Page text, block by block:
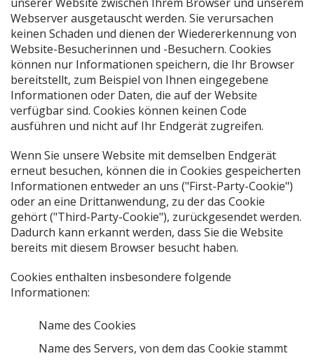
Webserver ausgetauscht werden. Sie verursachen
keinen Schaden und dienen der Wiedererkennung von
Website-Besucherinnen und -Besuchern. Cookies
können nur Informationen speichern, die Ihr Browser
bereitstellt, zum Beispiel von Ihnen eingegebene
Informationen oder Daten, die auf der Website
verfügbar sind. Cookies können keinen Code
ausführen und nicht auf Ihr Endgerät zugreifen.
Wenn Sie unsere Website mit demselben Endgerät
erneut besuchen, können die in Cookies gespeicherten
Informationen entweder an uns ("First-Party-Cookie")
oder an eine Drittanwendung, zu der das Cookie
gehört ("Third-Party-Cookie"), zurückgesendet werden.
Dadurch kann erkannt werden, dass Sie die Website
bereits mit diesem Browser besucht haben.
Cookies enthalten insbesondere folgende
Informationen:
Name des Cookies
Name des Servers, von dem das Cookie stammt